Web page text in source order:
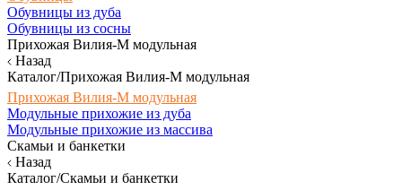
Обувницы из дуба
Обувницы из сосны
Прихожая Вилия-М модульная
Назад
Каталог/Прихожая Вилия-М модульная
Прихожая Вилия-М модульная
Модульные прихожие из дуба
Модульные прихожие из массива
Скамьи и банкетки
Назад
Каталог/Скамьи и банкетки